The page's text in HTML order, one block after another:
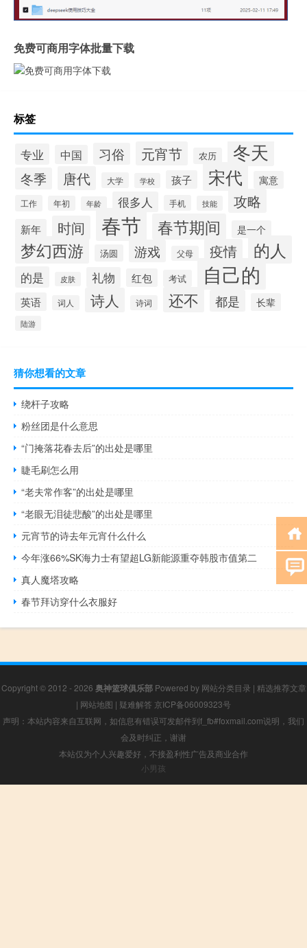
免费可商用字体批量下载
标签
专业 中国 习俗 元宵节 农历 冬天
冬季 唐代 大学 学校 孩子 宋代 寓意
工作 年初 年龄 很多人 手机 技能 攻略
新年 时间 春节 春节期间 是一个
梦幻西游 汤圆 游戏 父母 疫情 的人
的是 皮肤 礼物 红包 考试 自己的
英语 词人 诗人 诗词 还不 都是 长辈
陆游
猜你想看的文章
绕杆子攻略
粉丝团是什么意思
“门掩落花春去后”的出处是哪里
睫毛刷怎么用
“老夫常作客”的出处是哪里
“老眼无泪徒悲酸”的出处是哪里
元宵节的诗去年元宵什么什么
今年涨66%SK海力士有望超LG新能源重夺韩股市值第二
真人魔塔攻略
春节拜访穿什么衣服好
Copyright © 2012 - 2026 奥神篮球俱乐部Powered by 网站分类目录 | 精选推荐文章
| 网站地图 | 疑难解答 京ICP备06009323号
声明：本站内容来自互联网，如信息有错误可发邮件到f_fb#foxmail.com说明，我们
会及时纠正，谢谢
本站仅为个人兴趣爱好，不接盈利性广告及商业合作
小男孩